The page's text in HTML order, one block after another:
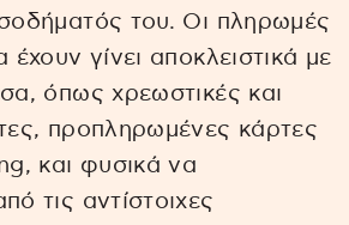
του. Οι πληρωμές
έχουν γίνει αποκλειστικά με
όπως χρεωστικές και
προπληρωμένες κάρτες
και φυσικά να
τις αντίστοιχες